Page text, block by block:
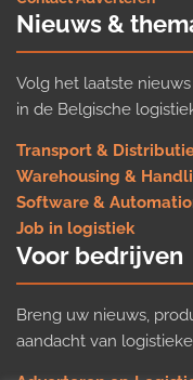
Nieuws &
Volg het laatste
in de Belgische
Transport &
Warehousing &
Software &
Job in logistiek
Voor bedrijven
Breng uw nieuws,
aandacht van